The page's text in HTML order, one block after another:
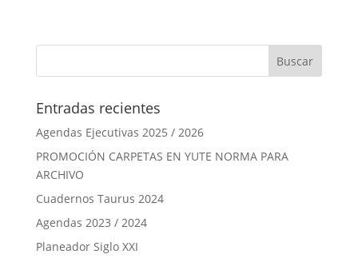
era: es:
Entradas recientes
Agendas Ejecutivas 2025 / 2026
PROMOCIÓN CARPETAS EN YUTE NORMA PARA
ARCHIVO
Cuadernos Taurus 2024
Agendas 2023 / 2024
Planeador Siglo XXI